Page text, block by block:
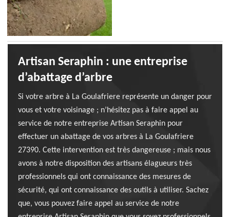
Artisan Seraphin : une entreprise
d’abattage d’arbre
Si votre arbre à La Goulafriere représente un danger pour
vous et votre voisinage ; n’hésitez pas à faire appel au
service de notre entreprise Artisan Seraphin pour
effectuer un abattage de vos arbres à La Goulafriere
27390. Cette intervention est très dangereuse ; mais nous
avons à notre disposition des artisans élagueurs très
professionnels qui ont connaissance des mesures de
sécurité, qui ont connaissance des outils à utiliser. Sachez
que, vous pouvez faire appel au service de notre